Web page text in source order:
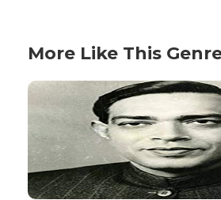
More Like This